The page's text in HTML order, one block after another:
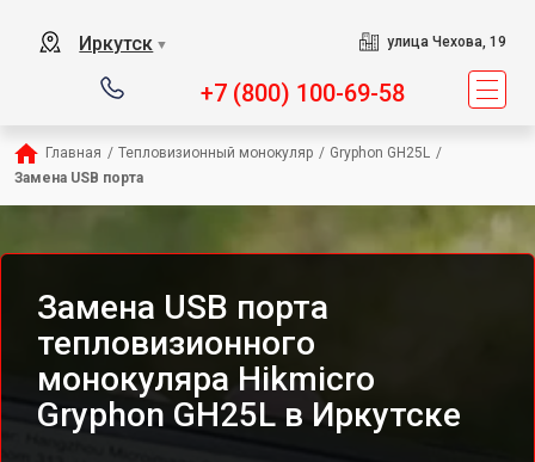
Иркутск ▼ улица Чехова, 19
+7 (800) 100-69-58
Главная / Тепловизионный монокуляр / Gryphon GH25L /
Замена USB порта
Замена USB порта
тепловизионного
монокуляра Hikmicro
Gryphon GH25L в Иркутске